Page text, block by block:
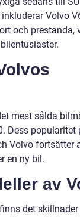
Volvo
och prestanda,
mest sålda
Dess popularitet
Volvo fortsätter
en ny bil.
av
det